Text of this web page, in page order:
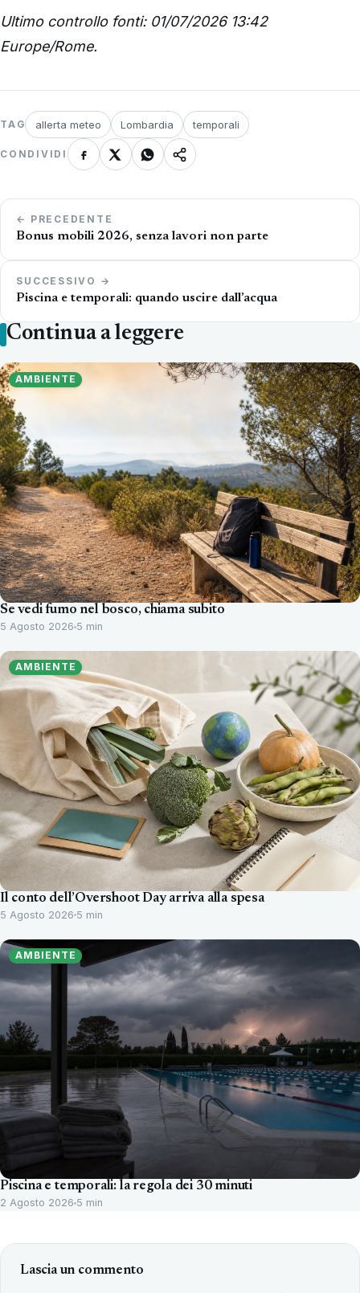
Ultimo controllo fonti: 01/07/2026 13:42
Europe/Rome.
TAG allerta meteo Lombardia temporali
CONDIVIDI
Navigazione
articoli
← PRECEDENTE
Bonus mobili 2026, senza lavori non parte
SUCCESSIVO →
Piscina e temporali: quando uscire dall’acqua
Continua a leggere
AMBIENTE
Se vedi fumo nel bosco, chiama subito
5 Agosto 2026 5 min
AMBIENTE
Il conto dell’Overshoot Day arriva alla spesa
5 Agosto 2026 5 min
AMBIENTE
Piscina e temporali: la regola dei 30 minuti
2 Agosto 2026 5 min
Lascia un commento